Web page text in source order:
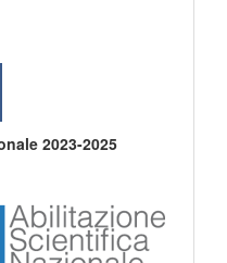
2023-2025